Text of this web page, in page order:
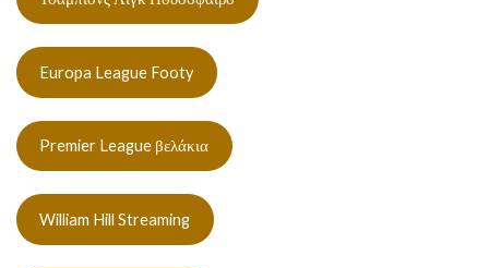
Europa League Footy
Premier League βελάκια
William Hill Streaming